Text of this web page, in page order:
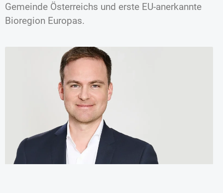
Gemeinde Österreichs und erste EU-anerkannte
Bioregion Europas.